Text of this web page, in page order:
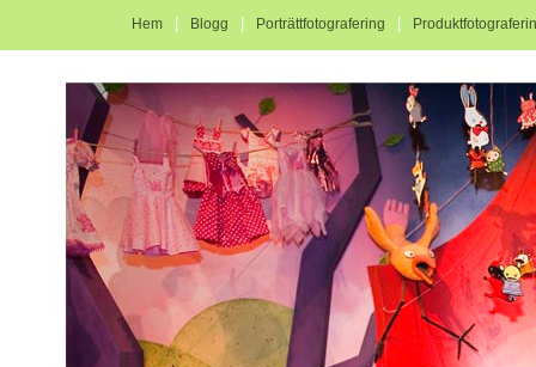
Hem Blogg Porträttfotografering